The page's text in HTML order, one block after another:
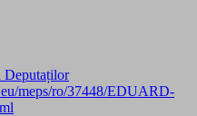
Deputaților
meps/ro/37448/EDUARD-